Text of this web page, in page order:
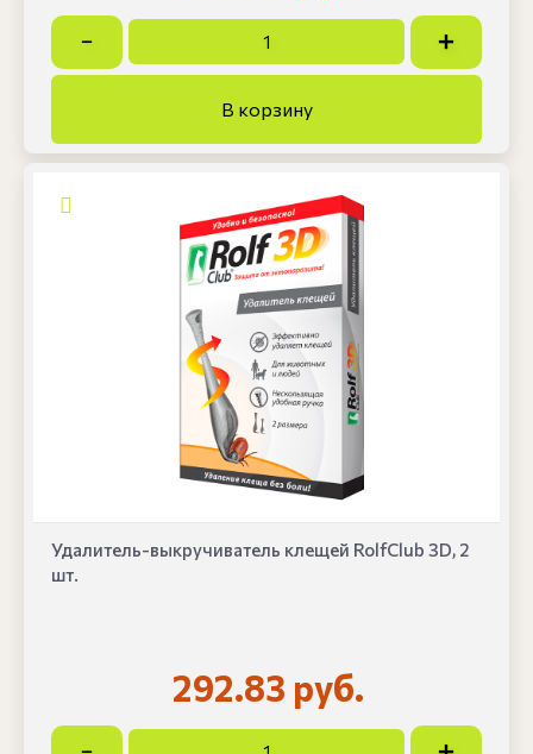
Удалитель-выкручиватель клещей RolfClub 3D, 2
шт.
292.83 руб.